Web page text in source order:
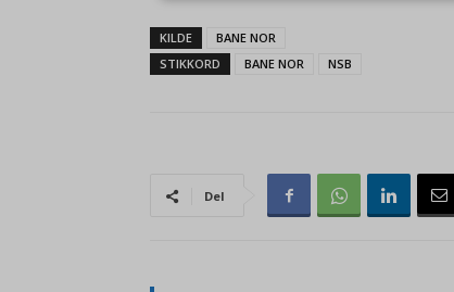
KILDE
BANE NOR
STIKKORD
BANE NOR NSB
Del